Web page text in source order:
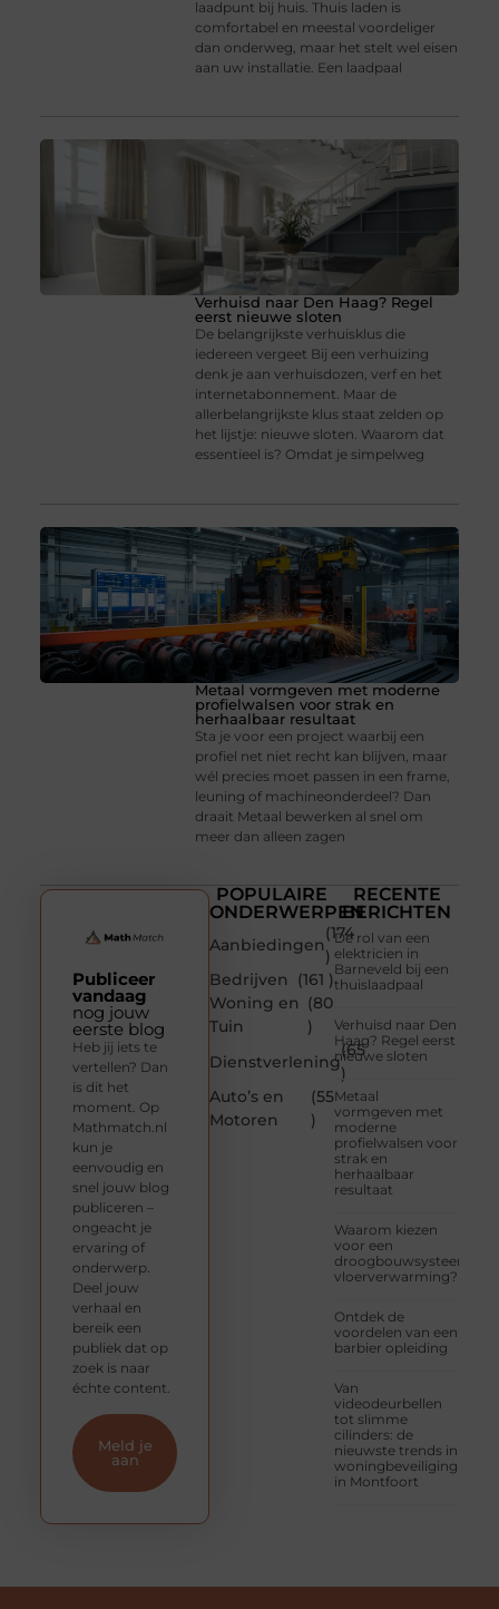
laadpunt bij huis. Thuis laden is
comfortabel en meestal voordeliger
dan onderweg, maar het stelt wel eisen
aan uw installatie. Een laadpaal
Verhuisd naar Den Haag? Regel
eerst nieuwe sloten
De belangrijkste verhuisklus die
iedereen vergeet Bij een verhuizing
denk je aan verhuisdozen, verf en het
internetabonnement. Maar de
allerbelangrijkste klus staat zelden op
het lijstje: nieuwe sloten. Waarom dat
essentieel is? Omdat je simpelweg
Metaal vormgeven met moderne
profielwalsen voor strak en
herhaalbaar resultaat
Sta je voor een project waarbij een
profiel net niet recht kan blijven, maar
wél precies moet passen in een frame,
leuning of machineonderdeel? Dan
draait Metaal bewerken al snel om
meer dan alleen zagen
POPULAIRE
ONDERWERPEN
Aanbiedingen
(174
)
Bedrijven
(161 )
Woning en
Tuin
(80
)
Dienstverlening
(65
)
Auto’s en
Motoren
(55
)
RECENTE
BERICHTEN
De rol van een
elektricien in
Barneveld bij een
thuislaadpaal
Verhuisd naar Den
Haag? Regel eerst
nieuwe sloten
Metaal
vormgeven met
moderne
profielwalsen voor
strak en
herhaalbaar
resultaat
Waarom kiezen
voor een
droogbouwsysteem
vloerverwarming?
Ontdek de
voordelen van een
barbier opleiding
Van
videodeurbellen
tot slimme
cilinders: de
nieuwste trends in
woningbeveiliging
in Montfoort
Publiceer
vandaag
nog jouw
eerste blog
Heb jij iets te
vertellen? Dan
is dit het
moment. Op
Mathmatch.nl
kun je
eenvoudig en
snel jouw blog
publiceren –
ongeacht je
ervaring of
onderwerp.
Deel jouw
verhaal en
bereik een
publiek dat op
zoek is naar
échte content.
Meld je
aan